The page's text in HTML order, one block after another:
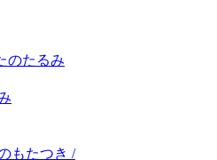
のたるみ
もたつき /